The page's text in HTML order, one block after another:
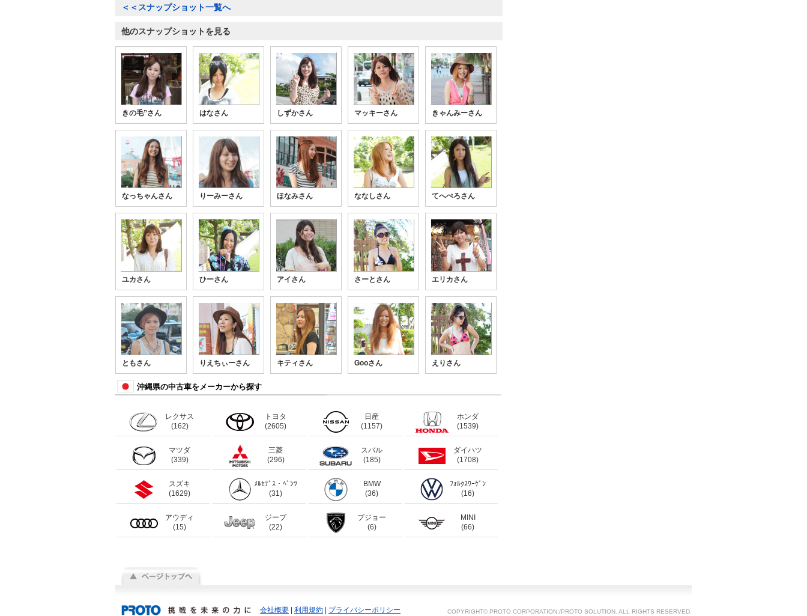
＜＜スナップショット一覧へ
他のスナップショットを見る
きの毛”さん はなさん しずかさん マッキーさん きゃんみーさん
なっちゃんさん りーみーさん ほなみさん ななしさん てへぺろさん
ユカさん ひーさん アイさん さーとさん エリカさん
ともさん りえちぃーさん キティさん Gooさん えりさん
沖縄県の中古車をメーカーから探す
レクサス
(162)
トヨタ
(2605)
日産
(1157)
ホンダ
(1539)
マツダ
(339)
三菱
(296)
スバル
(185)
ダイハツ
(1708)
スズキ
(1629)
ﾒﾙｾﾃﾞｽ・ﾍﾞﾝﾂ
(31)
BMW
(36)
ﾌｫﾙｸｽﾜｰｹﾞﾝ
(16)
アウディ
(15)
ジープ
(22)
プジョー
(6)
MINI
(66)
会社概要 利用規約 プライバシーポリシー COPYRIGHT© PROTO CORPORATION./PROTO SOLUTION. ALL RIGHTS RESERVED.